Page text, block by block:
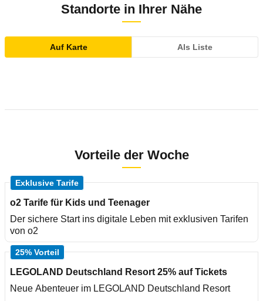
Standorte in Ihrer Nähe
Auf Karte Als Liste
Vorteile der Woche
Exklusive Tarife
o2 Tarife für Kids und Teenager
Der sichere Start ins digitale Leben mit exklusiven Tarifen
von o2
25% Vorteil
LEGOLAND Deutschland Resort 25% auf Tickets
Neue Abenteuer im LEGOLAND Deutschland Resort